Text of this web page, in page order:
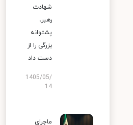
شهادت
رهبر،
پشتوانه
بزرگی را از
دست داد
1405/05/
14
ماجرای